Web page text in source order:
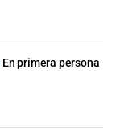
En primera persona